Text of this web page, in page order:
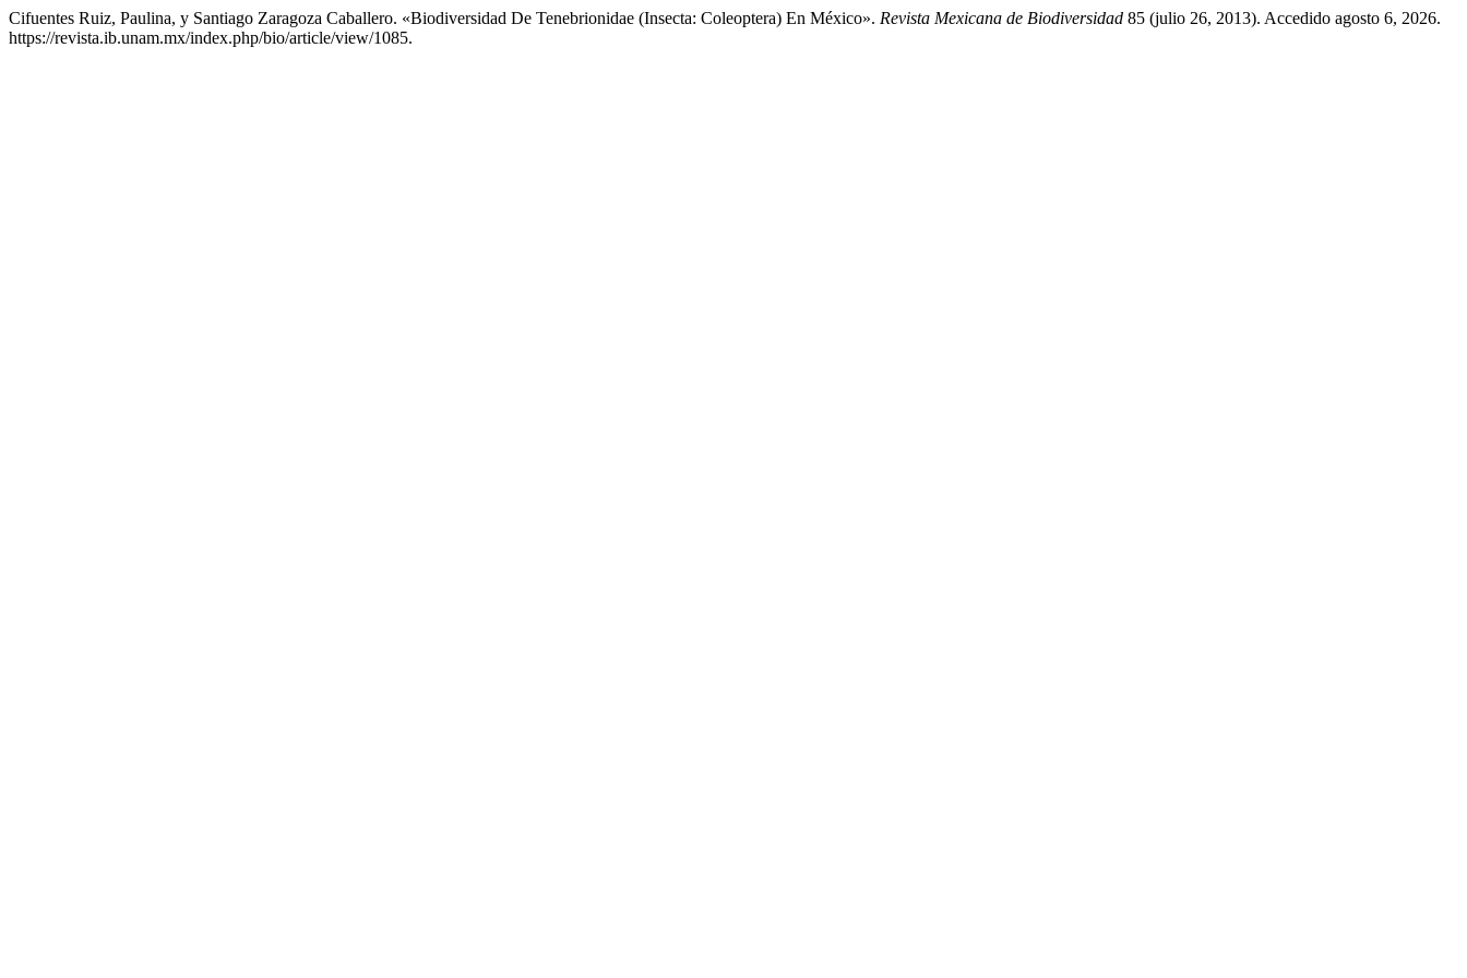
Cifuentes Ruiz, Paulina, y Santiago Zaragoza Caballero. «Biodiversidad De Tenebrionidae (Insecta: Coleoptera) En México». Revista Mexicana de Biodiversidad 85 (julio 26, 2013). Accedido agosto 6, 2026.
https://revista.ib.unam.mx/index.php/bio/article/view/1085.